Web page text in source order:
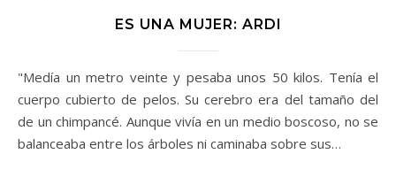
ES UNA MUJER: ARDI
"Medía un metro veinte y pesaba unos 50 kilos. Tenía el
cuerpo cubierto de pelos. Su cerebro era del tamaño del
de un chimpancé. Aunque vivía en un medio boscoso, no se
balanceaba entre los árboles ni caminaba sobre sus…